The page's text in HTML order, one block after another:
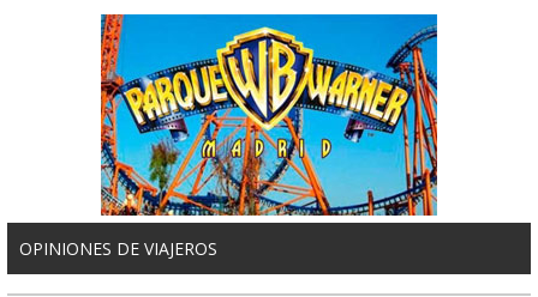
OPINIONES DE VIAJEROS